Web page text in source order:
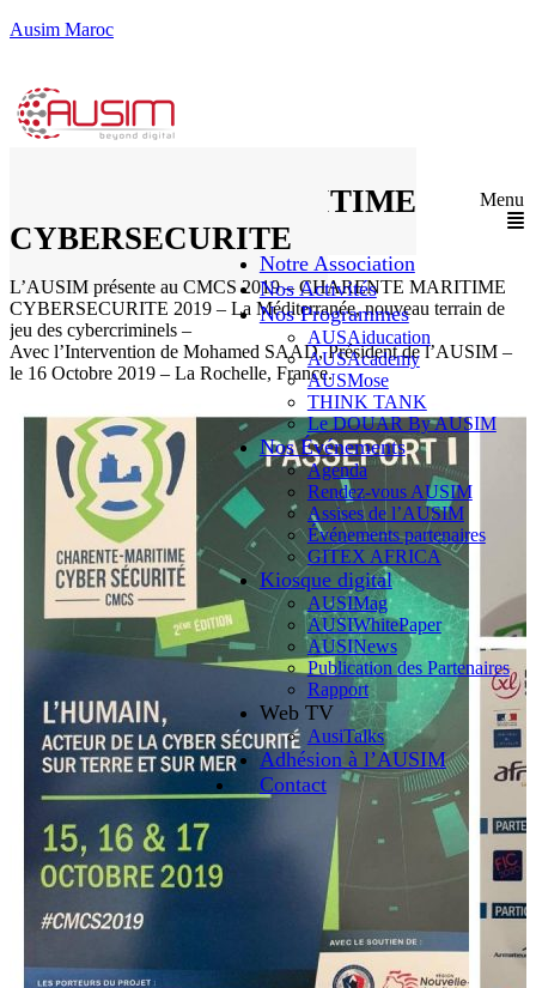
Ausim Maroc
Menu
Notre Association
Nos Activités
Nos Programmes
AUSAiducation
AUSAcademy
AUSMose
THINK TANK
Le DOUAR By AUSIM
Nos Événements
Agenda
Rendez-vous AUSIM
Assises de l’AUSIM
Événements partenaires
GITEX AFRICA
Kiosque digital
AUSIMag
AUSIWhitePaper
AUSINews
Publication des Partenaires
Rapport
Web TV
AusiTalks
Adhésion à l’AUSIM
Contact
CHARENTE MARITIME
CYBERSECURITE
L’AUSIM présente au CMCS 2019 – CHARENTE MARITIME
CYBERSECURITE 2019 – La Méditerranée, nouveau terrain de
jeu des cybercriminels –
Avec l’Intervention de Mohamed SAAD, Président de l’AUSIM –
le 16 Octobre 2019 – La Rochelle, France.